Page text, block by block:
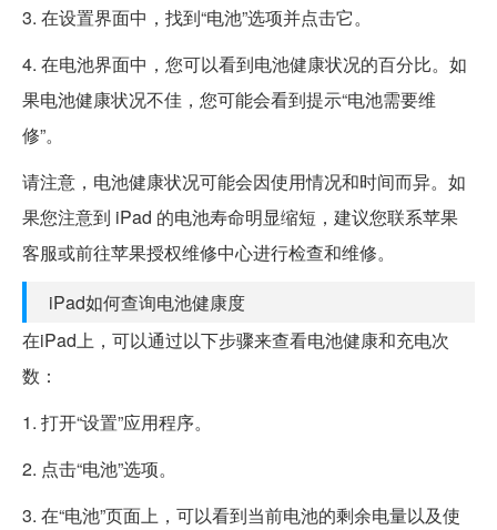
3. 在设置界面中，找到“电池”选项并点击它。
4. 在电池界面中，您可以看到电池健康状况的百分比。如
果电池健康状况不佳，您可能会看到提示“电池需要维
修”。
请注意，电池健康状况可能会因使用情况和时间而异。如
果您注意到 iPad 的电池寿命明显缩短，建议您联系苹果
客服或前往苹果授权维修中心进行检查和维修。
iPad如何查询电池健康度
在iPad上，可以通过以下步骤来查看电池健康和充电次
数：
1. 打开“设置”应用程序。
2. 点击“电池”选项。
3. 在“电池”页面上，可以看到当前电池的剩余电量以及使